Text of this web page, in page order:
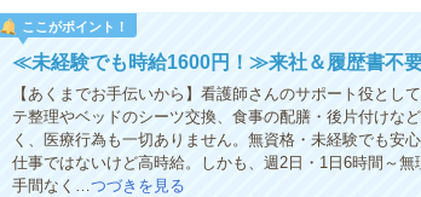
ここがポイント！
≪未経験でも時給1600円！≫来社＆履歴書不
【あくまでお手伝いから】看護師さんのサポート役とし
テ整理やベッドのシーツ交換、食事の配膳・後片付けな
く、医療行為も一切ありません。無資格・未経験でも安
仕事ではないけど高時給。しかも、週2日・1日6時間～
手間なく…つづきを見る